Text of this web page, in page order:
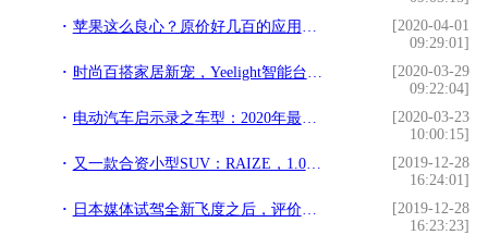
苹果这么良心？原价好几百的应用现在全场“免费”
[2020-04-01
09:29:01]
时尚百搭家居新宠，Yeelight智能台灯Pro
[2020-03-29
09:22:04]
电动汽车启示录之车型：2020年最值得期待的19款纯电动汽车
[2020-03-23
10:00:15]
又一款合资小型SUV：RAIZE，1.0T的动力是否够用？
[2019-12-28
16:24:01]
日本媒体试驾全新飞度之后，评价居然能硬刚卡罗拉？
[2019-12-28
16:23:23]